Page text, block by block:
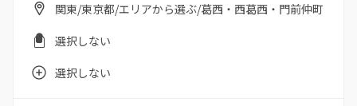
関東/東京都/エリアから選ぶ/葛西・西葛西・門前仲町
選択しない
選択しない